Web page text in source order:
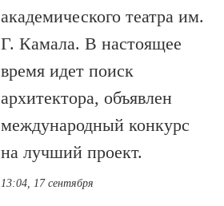
академического театра им.
Г. Камала. В настоящее
время идет поиск
архитектора, объявлен
международный конкурс
на лучший проект.
13:04, 17 сентября